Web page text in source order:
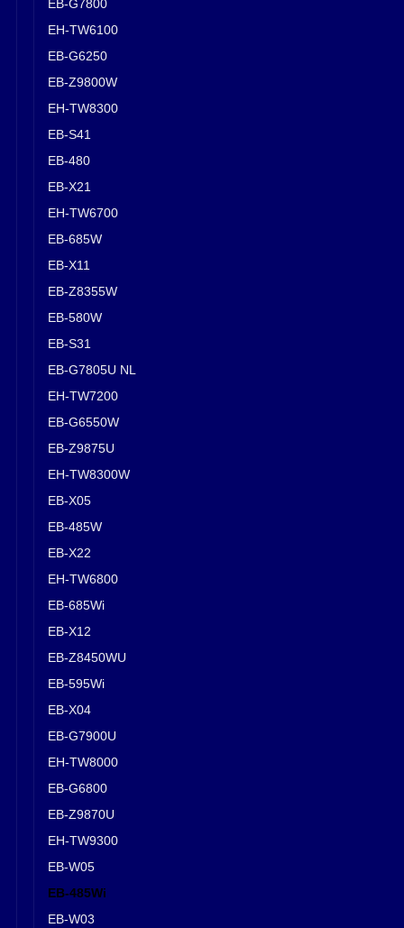
EB-G7800
EH-TW6100
EB-G6250
EB-Z9800W
EH-TW8300
EB-S41
EB-480
EB-X21
EH-TW6700
EB-685W
EB-X11
EB-Z8355W
EB-580W
EB-S31
EB-G7805U NL
EH-TW7200
EB-G6550W
EB-Z9875U
EH-TW8300W
EB-X05
EB-485W
EB-X22
EH-TW6800
EB-685Wi
EB-X12
EB-Z8450WU
EB-595Wi
EB-X04
EB-G7900U
EH-TW8000
EB-G6800
EB-Z9870U
EH-TW9300
EB-W05
EB-485Wi
EB-W03